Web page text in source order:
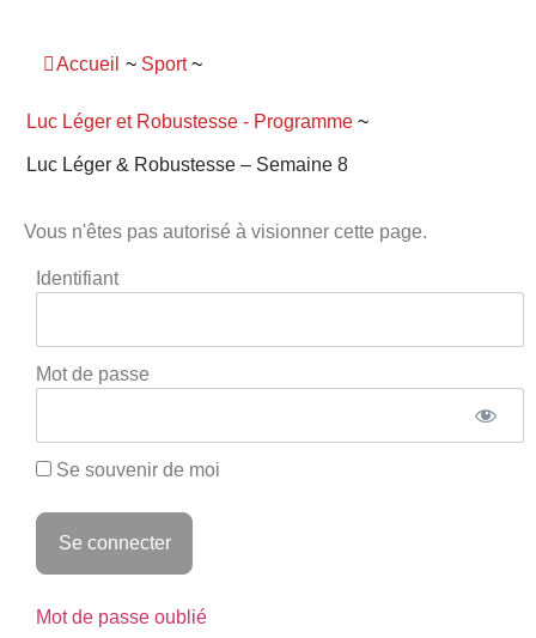
Accueil ~ Sport ~
Luc Léger et Robustesse - Programme ~
Luc Léger & Robustesse – Semaine 8
Vous n'êtes pas autorisé à visionner cette page.
Identifiant
Mot de passe
Se souvenir de moi
Mot de passe oublié